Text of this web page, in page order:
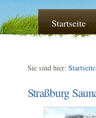
Startseite
Sie sind hier: Startseite
Straßburg